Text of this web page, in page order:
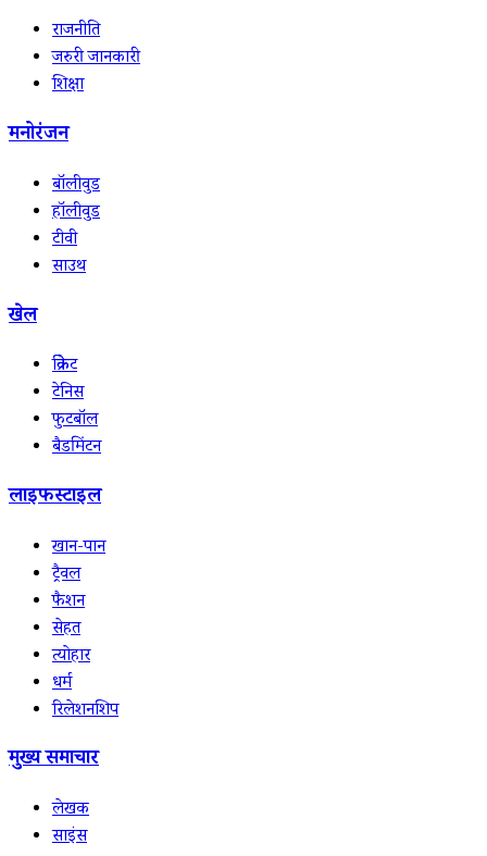
राजनीति
जरुरी जानकारी
शिक्षा
मनोरंजन
बॉलीवुड
हॉलीवुड
टीवी
साउथ
खेल
क्रिकेट
टेनिस
फुटबॉल
बैडमिंटन
लाइफस्टाइल
खान-पान
ट्रैवल
फैशन
सेहत
त्योहार
धर्म
रिलेशनशिप
मुख्य समाचार
लेखक
साइंस